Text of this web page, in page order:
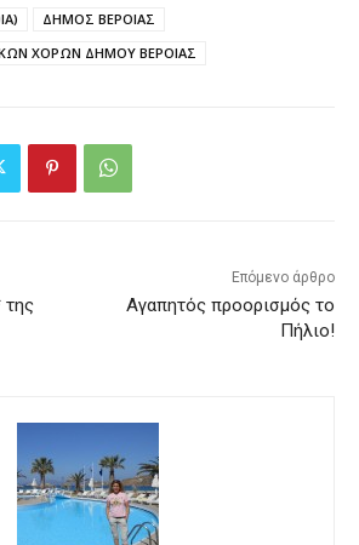
ΔΗΜΟΣ ΒΕΡΟΙΑΣ
ΧΟΡΩΝ ΔΗΜΟΥ ΒΕΡΟΙΑΣ
της
Επόμενο άρθρο
Αγαπητός προορισμός το
Πήλιο!